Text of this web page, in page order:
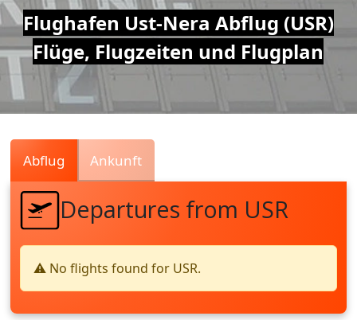
Air
Traffic
Live
Flughafen Ust-Nera Abflug (USR)
Flüge, Flugzeiten und Flugplan
Abflug Ankunft
Departures from USR
⚠️ No flights found for USR.